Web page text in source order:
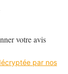
votre avis
par nos